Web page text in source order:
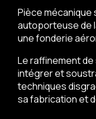
Pièce mécanique
autoporteuse de
une fonderie
Le raffinement
intégrer et
techniques
sa fabrication et